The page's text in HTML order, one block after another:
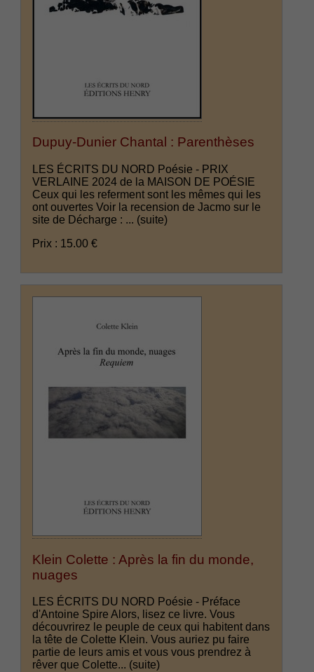
Dupuy-Dunier Chantal : Parenthèses
LES ÉCRITS DU NORD Poésie - PRIX
VERLAINE 2024 de la MAISON DE POÉSIE
Ceux qui les referment sont les mêmes qui les
ont ouvertes Voir la recension de Jacmo sur le
site de Décharge : ... (suite)
Prix : 15.00 €
Klein Colette : Après la fin du monde,
nuages
LES ÉCRITS DU NORD Poésie - Préface
d'Antoine Spire Alors, lisez ce livre. Vous
découvrirez le peuple de ceux qui habitent dans
la tête de Colette Klein. Vous auriez pu faire
partie de leurs amis et vous vous prendrez à
rêver que Colette... (suite)